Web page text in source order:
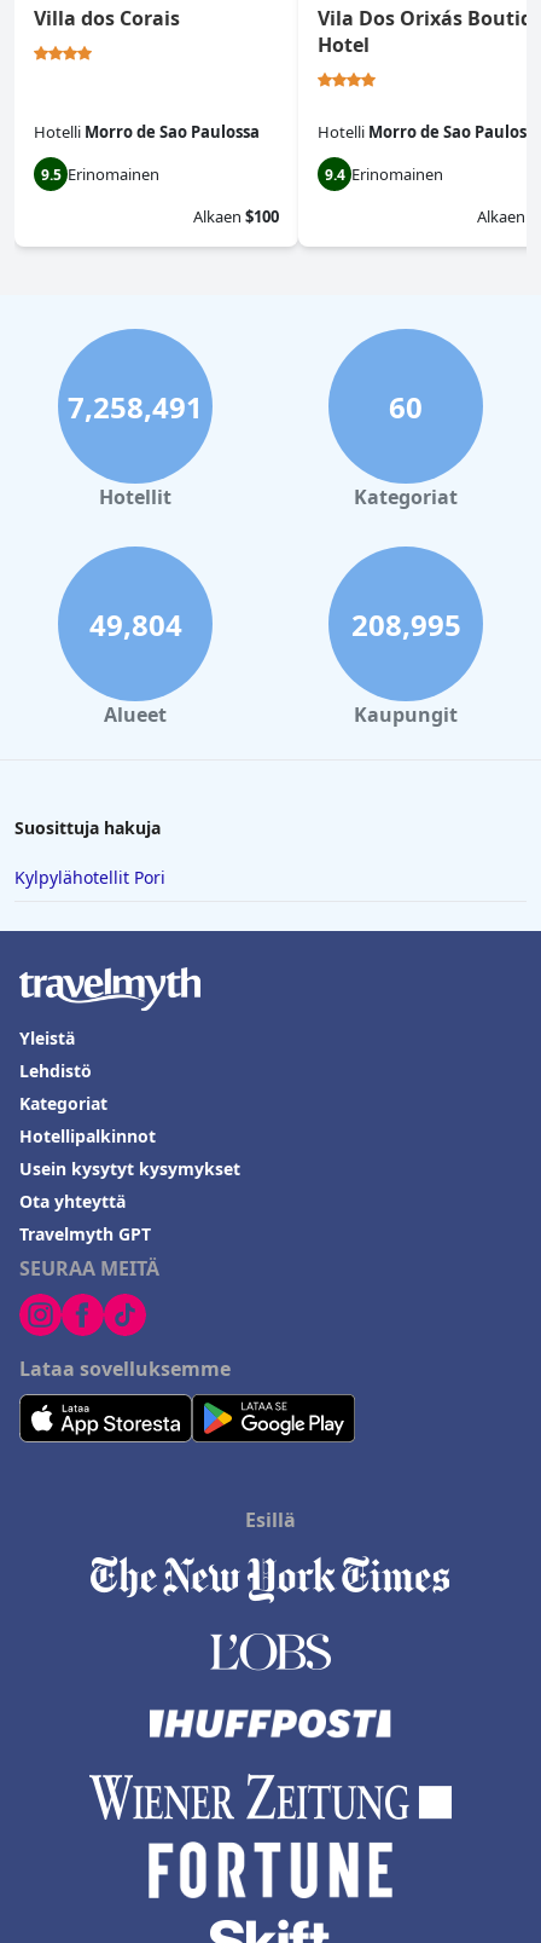
Villa dos Corais
Hotelli Morro de Sao Paulossa
9.5 Erinomainen
Alkaen $100
Vila Dos Orixás
Hotel
Hotelli Morro de Sao
9.4 Erinomainen
Alkaen
7,258,491
Hotellit
60
Kategoriat
49,804
Alueet
208,995
Kaupungit
Suosittuja hakuja
Kylpylähotellit Pori
SEURAA MEITÄ
Lataa sovelluksemme
Yleistä
Lehdistö
Kategoriat
Hotellipalkinnot
Usein kysytyt kysymykset
Ota yhteyttä
Travelmyth GPT
Esillä